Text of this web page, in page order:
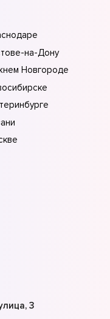
на-Донy
Новгороде
3